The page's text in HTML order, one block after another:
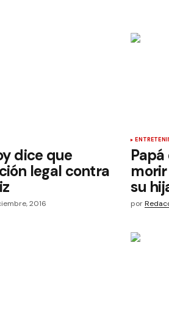
dice que
legal contra
2016
su
por